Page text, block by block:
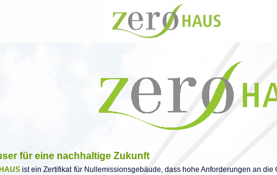
für eine nachhaltige Zukunft
ist ein Zertifikat für Nullemissionsgebäude, dass hohe Anforderungen an